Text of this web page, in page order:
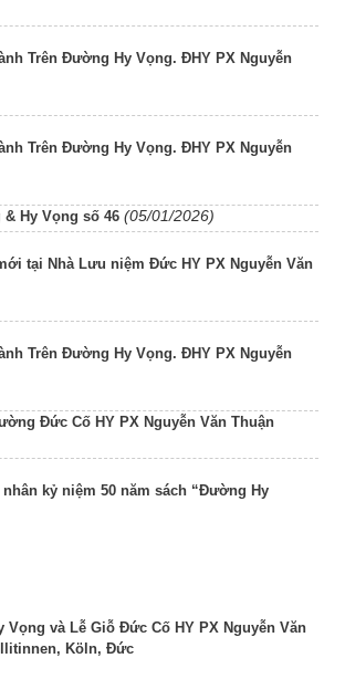
Trên Đường Hy Vọng. ĐHY PX Nguyễn
Trên Đường Hy Vọng. ĐHY PX Nguyễn
Hy Vọng số 46 (05/01/2026)
tại Nhà Lưu niệm Đức HY PX Nguyễn Văn
Trên Đường Hy Vọng. ĐHY PX Nguyễn
Đức Cố HY PX Nguyễn Văn Thuận
nhân kỷ niệm 50 năm sách “Đường Hy
Vọng và Lễ Giỗ Đức Cố HY PX Nguyễn Văn
Köln, Đức